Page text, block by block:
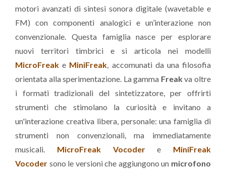
motori avanzati di sintesi sonora digitale (wavetable e
FM) con componenti analogici e un’interazione non
convenzionale. Questa famiglia nasce per esplorare
nuovi territori timbrici e si articola nei modelli
MicroFreake MiniFreak, accomunati da una filosofia
orientata alla sperimentazione. La gamma Freakva oltre
i formati tradizionali del sintetizzatore, per offrirti
strumenti che stimolano la curiosità e invitano a
un'interazione creativa libera, personale: una famiglia di
strumenti non convenzionali, ma immediatamente
musicali. MicroFreak Vocoder e MiniFreak
Vocoder sono le versioni che aggiungono un microfono